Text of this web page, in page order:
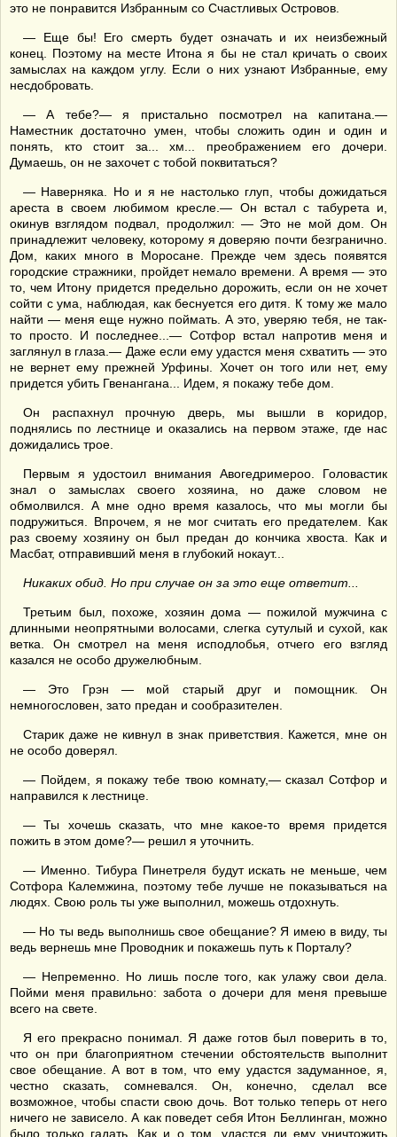
это не понравится Избранным со Счастливых Островов.
— Еще бы! Его смерть будет означать и их неизбежный
конец. Поэтому на месте Итона я бы не стал кричать о своих
замыслах на каждом углу. Если о них узнают Избранные, ему
несдобровать.
— А тебе?— я пристально посмотрел на капитана.—
Наместник достаточно умен, чтобы сложить один и один и
понять, кто стоит за... хм... преображением его дочери.
Думаешь, он не захочет с тобой поквитаться?
— Наверняка. Но и я не настолько глуп, чтобы дожидаться
ареста в своем любимом кресле.— Он встал с табурета и,
окинув взглядом подвал, продолжил: — Это не мой дом. Он
принадлежит человеку, которому я доверяю почти безгранично.
Дом, каких много в Моросане. Прежде чем здесь появятся
городские стражники, пройдет немало времени. А время — это
то, чем Итону придется предельно дорожить, если он не хочет
сойти с ума, наблюдая, как беснуется его дитя. К тому же мало
найти — меня еще нужно поймать. А это, уверяю тебя, не так-
то просто. И последнее...— Сотфор встал напротив меня и
заглянул в глаза.— Даже если ему удастся меня схватить — это
не вернет ему прежней Урфины. Хочет он того или нет, ему
придется убить Гвенангана... Идем, я покажу тебе дом.
Он распахнул прочную дверь, мы вышли в коридор,
поднялись по лестнице и оказались на первом этаже, где нас
дожидались трое.
Первым я удостоил внимания Авогедримероо. Головастик
знал о замыслах своего хозяина, но даже словом не
обмолвился. А мне одно время казалось, что мы могли бы
подружиться. Впрочем, я не мог считать его предателем. Как
раз своему хозяину он был предан до кончика хвоста. Как и
Масбат, отправивший меня в глубокий нокаут...
Никаких обид. Но при случае он за это еще ответит...
Третьим был, похоже, хозяин дома — пожилой мужчина с
длинными неопрятными волосами, слегка сутулый и сухой, как
ветка. Он смотрел на меня исподлобья, отчего его взгляд
казался не особо дружелюбным.
— Это Грэн — мой старый друг и помощник. Он
немногословен, зато предан и сообразителен.
Старик даже не кивнул в знак приветствия. Кажется, мне он
не особо доверял.
— Пойдем, я покажу тебе твою комнату,— сказал Сотфор и
направился к лестнице.
— Ты хочешь сказать, что мне какое-то время придется
пожить в этом доме?— решил я уточнить.
— Именно. Тибура Пинетреля будут искать не меньше, чем
Сотфора Калемжина, поэтому тебе лучше не показываться на
людях. Свою роль ты уже выполнил, можешь отдохнуть.
— Но ты ведь выполнишь свое обещание? Я имею в виду, ты
ведь вернешь мне Проводник и покажешь путь к Порталу?
— Непременно. Но лишь после того, как улажу свои дела.
Пойми меня правильно: забота о дочери для меня превыше
всего на свете.
Я его прекрасно понимал. Я даже готов был поверить в то,
что он при благоприятном стечении обстоятельств выполнит
свое обещание. А вот в том, что ему удастся задуманное, я,
честно сказать, сомневался. Он, конечно, сделал все
возможное, чтобы спасти свою дочь. Вот только теперь от него
ничего не зависело. А как поведет себя Итон Беллинган, можно
было только гадать. Как и о том, удастся ли ему уничтожить